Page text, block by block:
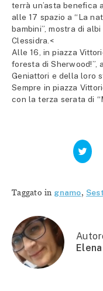
terrà un’asta benefica
alle 17 spazio a “La
bambini”, mostra di
Clessidra.<
Alle 16, in piazza
foresta di Sherwood!”,
Geniattori e della loro
Sempre in piazza
con la terza serata di
Fai
clic
qui
(Si
Taggato in gnamo,